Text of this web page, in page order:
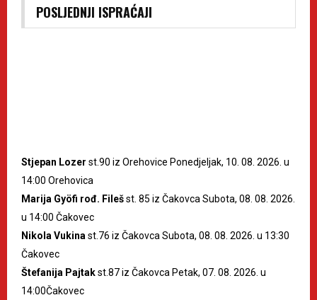
POSLJEDNJI ISPRAĆAJI
Stjepan Lozer st.90 iz Orehovice Ponedjeljak, 10. 08. 2026. u
14:00 Orehovica
Marija Gyöfi rođ. Filešst. 85 iz Čakovca Subota, 08. 08. 2026.
u 14:00 Čakovec
Nikola Vukinast.76 iz Čakovca Subota, 08. 08. 2026. u 13:30
Čakovec
Štefanija Pajtakst.87 iz Čakovca Petak, 07. 08. 2026. u
14:00Čakovec